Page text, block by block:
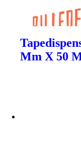
Mm X 50